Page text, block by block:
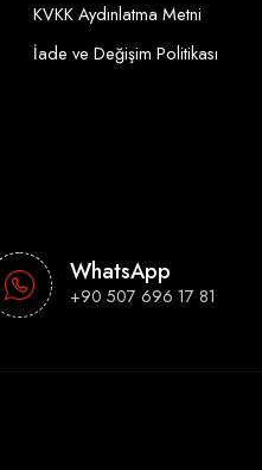
KVKK Aydınlatma Metni
İade ve Değişim Politikası
WhatsApp
+90 507 696 17 81